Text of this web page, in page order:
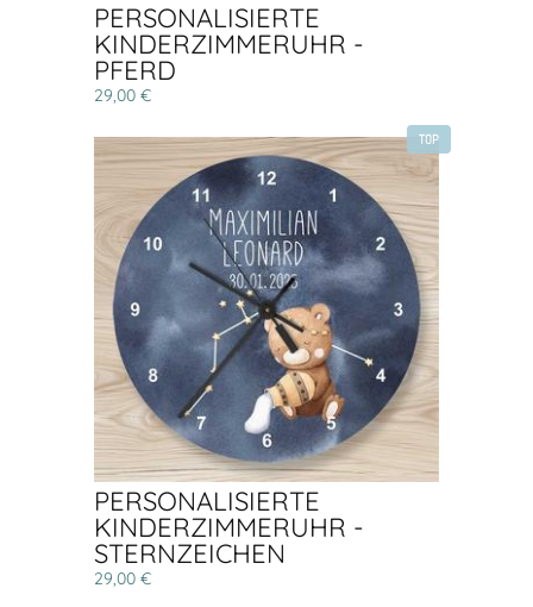
PERSONALISIERTE
KINDERZIMMERUHR -
PFERD
29,00 €
TOP
PERSONALISIERTE
KINDERZIMMERUHR -
STERNZEICHEN
29,00 €